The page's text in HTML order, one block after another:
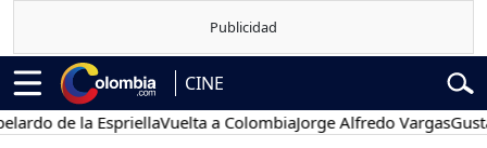
CINE
de la EspriellaVuelta a ColombiaJorge Alfredo VargasGustavo